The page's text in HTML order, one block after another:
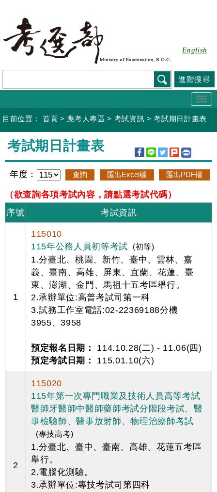
要
容
English
進階搜尋
目前位置： 首頁 > 應考人專區 > 考試資訊 >考試期日計畫表
考試期日計畫表
年度：
（欲查詢各項考試內容，請點選考試代碼）
序號
考試資訊
1
115010
115年公務人員初等考試
(初等)
1.分臺北、桃園、新竹、臺中、雲林、嘉
義、臺南、高雄、屏東、宜蘭、花蓮、臺
東、澎湖、金門、馬祖十五考區舉行。
2.承辦單位:高普考試司第一科
3.試務工作室電話:02-22369188分機
3955、3958
預定報名日期：
114.10.28(二) - 11.06(四)
預定考試日期：
115.01.10(六)
2
115020
115年第一次專門職業及技術人員高等考試
醫師牙醫師中醫師藥師考試分階段考試、醫
事檢驗師、醫事放射師、物理治療師考試
(專技高考)
1.分臺北、臺中、臺南、高雄、花蓮五考區
舉行。
2.電腦化測驗。
3.承辦單位:專技考試司第四科